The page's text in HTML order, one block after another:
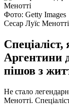
Фото: Getty Images
Сесар Луїс Менотті
Аргентини
пішов з
Не стало
Менотті.